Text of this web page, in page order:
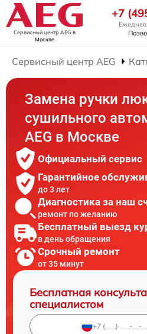
Сервисный центр AEG в
Москве
+7
Сервисный центр AEG
Замена ручки
сушильного
AEG в Москве
Официальный сервис
Гарантийное
до 3 лет
Диагностика за наш
ремонт по желанию
Бесплатный выезд
в день обращения
Срочный ремонт
от 35 минут
Бесплатная
специалистом